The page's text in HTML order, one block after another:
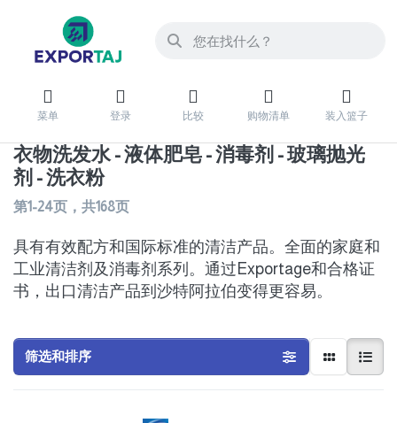
菜单 登录 比较 购物清单 装入篮子
衣物洗发水 - 液体肥皂 - 消毒剂 - 玻璃抛光
剂 - 洗衣粉
第1-24页，共168页
具有有效配方和国际标准的清洁产品。全面的家庭和
工业清洁剂及消毒剂系列。通过Exportage和合格证
书，出口清洁产品到沙特阿拉伯变得更容易。
筛选和排序